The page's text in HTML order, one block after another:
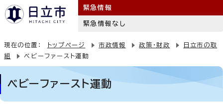
緊急情報
緊急情報なし
現在の位置： トップページ 市政情報 政策・財政
日立市の取
組
ベビーファースト運動
ベビーファースト運動